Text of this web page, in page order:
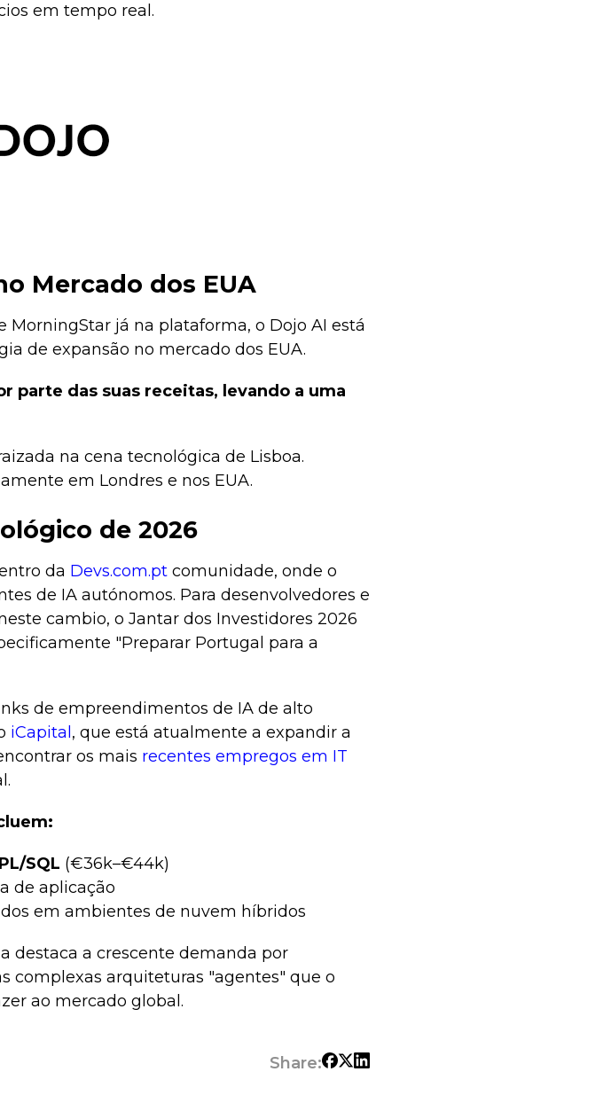
em tempo real.
Mercado dos EUA
MorningStar já na plataforma, o Dojo AI está
de expansão no mercado dos EUA.
parte das suas receitas, levando a uma
na cena tecnológica de Lisboa.
em Londres e nos EUA.
de 2026
da Devs.com.pt comunidade, onde o
de IA autónomos. Para desenvolvedores e
cambio, o Jantar dos Investidores 2026
"Preparar Portugal para a
de empreendimentos de IA de alto
iCapital , que está atualmente a expandir a
os mais recentes empregos em IT
SQL (€36k–€44k)
de aplicação
em ambientes de nuvem híbridos
destaca a crescente demanda por
complexas arquiteturas "agentes" que o
ao mercado global.
Share: